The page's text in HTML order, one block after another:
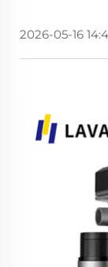
2026-05-16